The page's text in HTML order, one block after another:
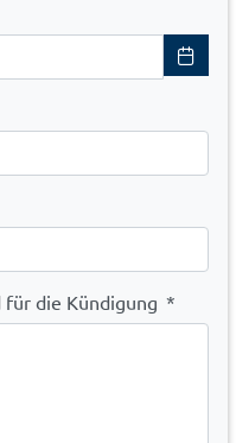
für die Kündigung *